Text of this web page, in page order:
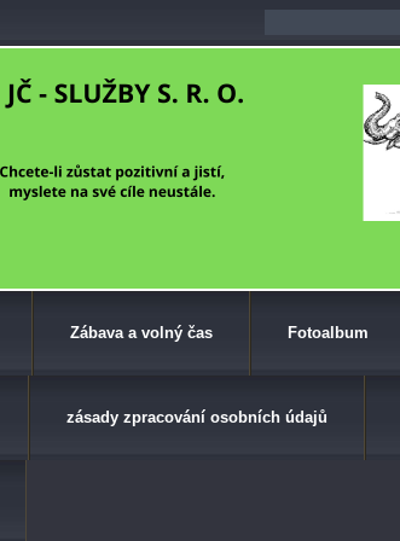
Zábava a volný čas Fotoalbum
zásady zpracování osobních údajů